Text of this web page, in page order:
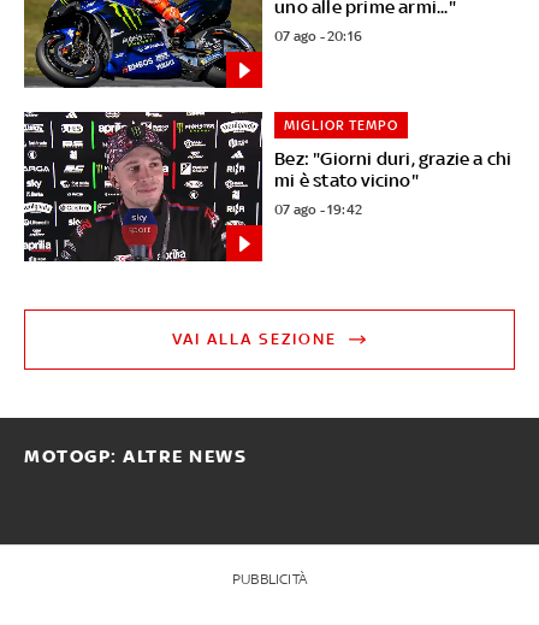
uno alle prime armi..."
07 ago - 20:16
Bez: "Giorni duri, grazie a chi
mi è stato vicino"
MIGLIOR TEMPO
07 ago - 19:42
VAI ALLA SEZIONE
MOTOGP: ALTRE NEWS
PUBBLICITÀ